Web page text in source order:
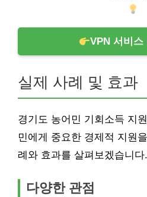
VPN 서비스
실제 사례 및 효과
경기도 농어민 기회소득 지
민에게 중요한 경제적 지원
례와 효과를 살펴보겠습니다.
다양한 관점